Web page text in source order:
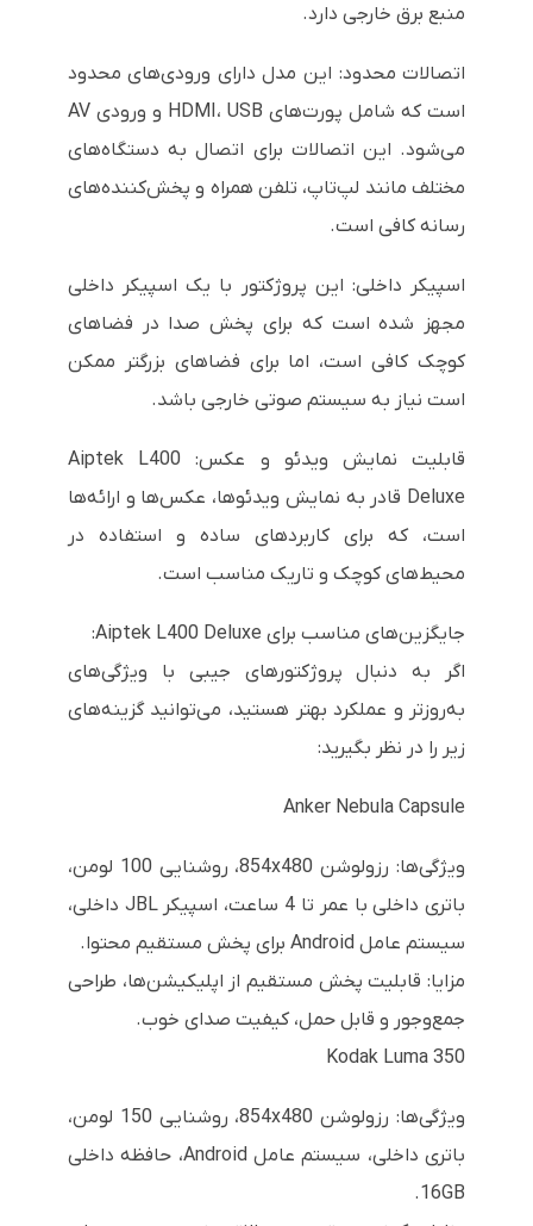
منبع برق خارجی دارد.
اتصالات محدود: این مدل دارای ورودی‌های محدود
است که شامل پورت‌های HDMI، USB و ورودی AV
می‌شود. این اتصالات برای اتصال به دستگاه‌های
مختلف مانند لپ‌تاپ، تلفن همراه و پخش‌کننده‌های
رسانه کافی است.
اسپیکر داخلی: این پروژکتور با یک اسپیکر داخلی
مجهز شده است که برای پخش صدا در فضاهای
کوچک کافی است، اما برای فضاهای بزرگتر ممکن
است نیاز به سیستم صوتی خارجی باشد.
قابلیت نمایش ویدئو و عکس: Aiptek L400
Deluxe قادر به نمایش ویدئوها، عکس‌ها و ارائه‌ها
است، که برای کاربردهای ساده و استفاده در
محیط‌های کوچک و تاریک مناسب است.
جایگزین‌های مناسب برای Aiptek L400 Deluxe:
اگر به دنبال پروژکتورهای جیبی با ویژگی‌های
به‌روزتر و عملکرد بهتر هستید، می‌توانید گزینه‌های
زیر را در نظر بگیرید:
Anker Nebula Capsule
ویژگی‌ها: رزولوشن 854x480، روشنایی 100 لومن،
باتری داخلی با عمر تا 4 ساعت، اسپیکر JBL داخلی،
سیستم عامل Android برای پخش مستقیم محتوا.
مزایا: قابلیت پخش مستقیم از اپلیکیشن‌ها، طراحی
جمع‌وجور و قابل حمل، کیفیت صدای خوب.
Kodak Luma 350
ویژگی‌ها: رزولوشن 854x480، روشنایی 150 لومن،
باتری داخلی، سیستم عامل Android، حافظه داخلی
16GB.